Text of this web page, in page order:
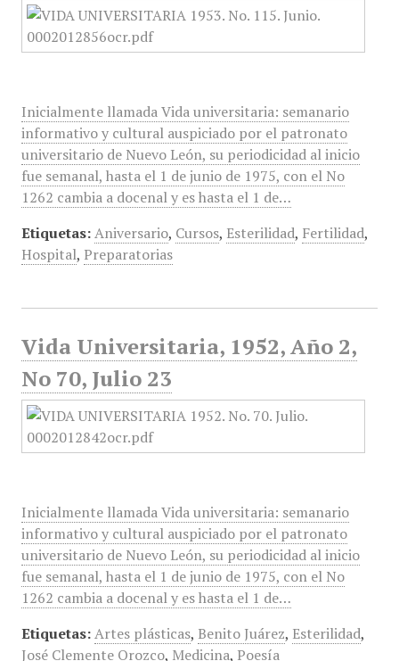
Inicialmente llamada Vida universitaria: semanario
informativo y cultural auspiciado por el patronato
universitario de Nuevo León, su periodicidad al inicio
fue semanal, hasta el 1 de junio de 1975, con el No
1262 cambia a docenal y es hasta el 1 de…
Etiquetas: Aniversario, Cursos, Esterilidad, Fertilidad,
Hospital, Preparatorias
Vida Universitaria, 1952, Año 2,
No 70, Julio 23
Inicialmente llamada Vida universitaria: semanario
informativo y cultural auspiciado por el patronato
universitario de Nuevo León, su periodicidad al inicio
fue semanal, hasta el 1 de junio de 1975, con el No
1262 cambia a docenal y es hasta el 1 de…
Etiquetas: Artes plásticas, Benito Juárez, Esterilidad,
José Clemente Orozco, Medicina, Poesía